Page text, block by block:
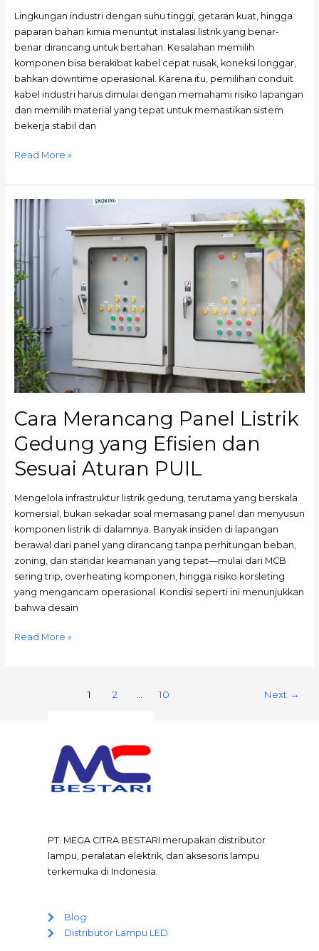
Lingkungan industri dengan suhu tinggi, getaran kuat, hingga
paparan bahan kimia menuntut instalasi listrik yang benar-
benar dirancang untuk bertahan. Kesalahan memilih
komponen bisa berakibat kabel cepat rusak, koneksi longgar,
bahkan downtime operasional. Karena itu, pemilihan conduit
kabel industri harus dimulai dengan memahami risiko lapangan
dan memilih material yang tepat untuk memastikan sistem
bekerja stabil dan
Read More »
Cara Merancang Panel Listrik
Gedung yang Efisien dan
Sesuai Aturan PUIL
Mengelola infrastruktur listrik gedung, terutama yang berskala
komersial, bukan sekadar soal memasang panel dan menyusun
komponen listrik di dalamnya. Banyak insiden di lapangan
berawal dari panel yang dirancang tanpa perhitungan beban,
zoning, dan standar keamanan yang tepat—mulai dari MCB
sering trip, overheating komponen, hingga risiko korsleting
yang mengancam operasional. Kondisi seperti ini menunjukkan
bahwa desain
Cara
Panel
Listrik
Gedung
yang
Efisien
dan
Sesuai
Aturan
PUIL
Read More »
1 2 10 Next →
PT. MEGA CITRA BESTARI merupakan distributor
lampu, peralatan elektrik, dan aksesoris lampu
terkemuka di Indonesia.
Blog
Distributor Lampu LED